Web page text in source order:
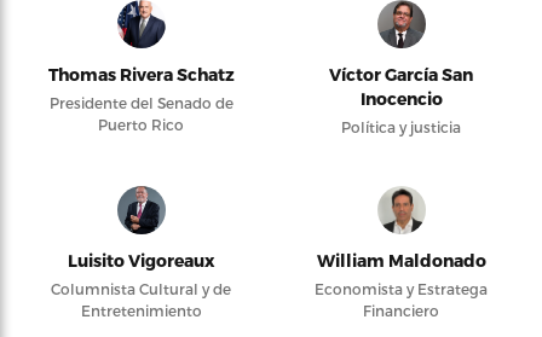
Thomas Rivera Schatz
Presidente del Senado de
Puerto Rico
Víctor García San
Inocencio
Política y justicia
Luisito Vigoreaux
Columnista Cultural y de
Entretenimiento
William Maldonado
Economista y Estratega
Financiero